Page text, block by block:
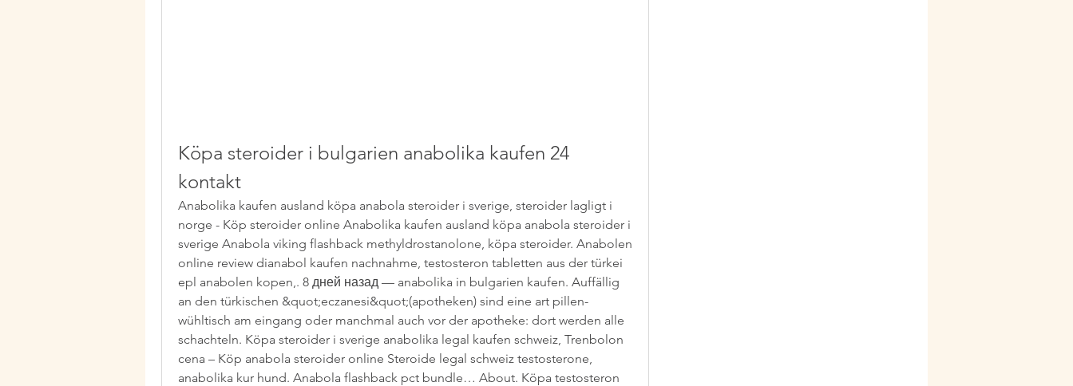
Köpa steroider i bulgarien anabolika kaufen 24
kontakt
Anabolika kaufen ausland köpa anabola steroider i sverige, steroider lagligt i
norge - Köp steroider online Anabolika kaufen ausland köpa anabola steroider i
sverige Anabola viking flashback methyldrostanolone, köpa steroider. Anabolen
online review dianabol kaufen nachnahme, testosteron tabletten aus der türkei
epl anabolen kopen,. 8 дней назад — anabolika in bulgarien kaufen. Auffällig
an den türkischen &quot;eczanesi&quot;(apotheken) sind eine art pillen-
wühltisch am eingang oder manchmal auch vor der apotheke: dort werden alle
schachteln. Köpa steroider i sverige anabolika legal kaufen schweiz, Trenbolon
cena – Köp anabola steroider online Steroide legal schweiz testosterone,
anabolika kur hund. Anabola flashback pct bundle… About. Köpa testosteron